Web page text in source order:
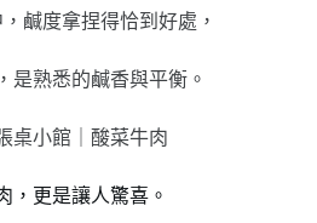
鹹度拿捏得恰到好處，
是熟悉的鹹香與平衡。
，更是讓人驚喜。